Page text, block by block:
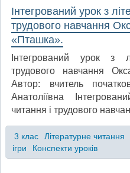
Інтегрований урок з
трудового навчання
«Пташка».
Інтегрований урок з
трудового навчання
Автор: вчитель
Анатоліївна
читання і трудового
3 клас Літературне читання
ігри
Конспекти уроків